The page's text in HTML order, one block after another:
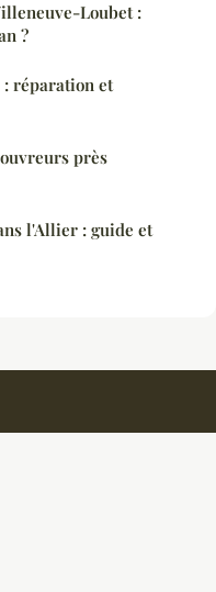
Loubet :
?
: réparation et
près
l'Allier : guide et